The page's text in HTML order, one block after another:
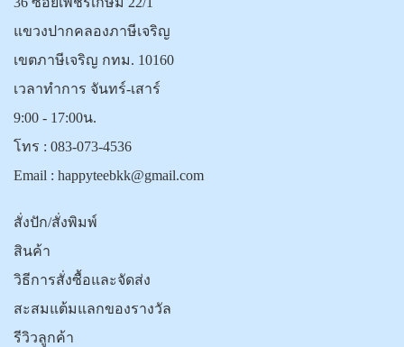
แขวงปากคลองภาษีเจริญ
เขตภาษีเจริญ กทม. 10160
เวลาทำการ จันทร์-เสาร์
9:00 - 17:00น.
โทร : 083-073-4536
Email : happyteebkk@gmail.com
สั่งปัก/สั่งพิมพ์
สินค้า
วิธีการสั่งซื้อและจัดส่ง
สะสมแต้มแลกของรางวัล
รีวิวลูกค้า